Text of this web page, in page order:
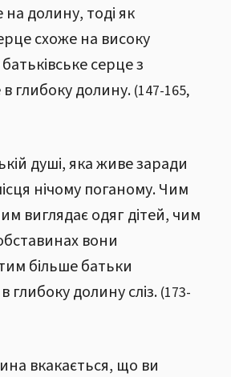
на долину, тоді як
схоже на високу
серце з
в глибоку долину. (147-165,
душі, яка живе заради
нічому поганому. Чим
виглядає одяг дітей, чим
вони
більше батьки
глибоку долину сліз. (173-
вкакається, що ви